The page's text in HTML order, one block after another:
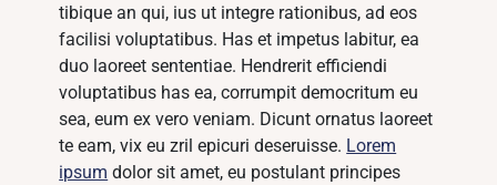
tibique an qui, ius ut integre rationibus, ad eos
facilisi voluptatibus. Has et impetus labitur, ea
duo laoreet sententiae. Hendrerit efficiendi
voluptatibus has ea, corrumpit democritum eu
sea, eum ex vero veniam. Dicunt ornatus laoreet
te eam, vix eu zril epicuri deseruisse. Lorem
ipsum dolor sit amet, eu postulant principes